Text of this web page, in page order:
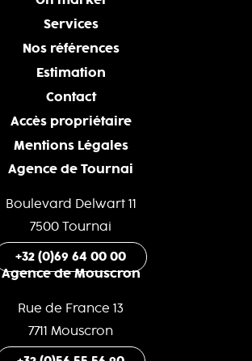
Services
Nos références
Estimation
Contact
Accès propriétaire
Mentions Légales
Agence de Tournai
Boulevard Delwart 11
7500 Tournai
+32 (0)69 64 00 00
Agence de Mouscron
Rue de France 13
7711 Mouscron